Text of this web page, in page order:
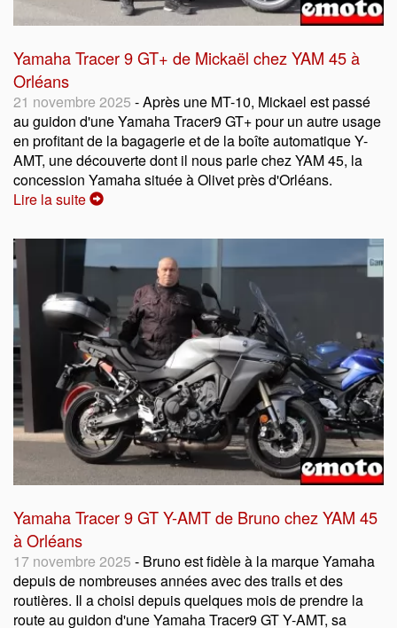
Yamaha Tracer 9 GT+ de Mickaël chez YAM 45 à
Orléans
21 novembre 2025 - Après une MT-10, Mickael est passé
au guidon d'une Yamaha Tracer9 GT+ pour un autre usage
en profitant de la bagagerie et de la boîte automatique Y-
AMT, une découverte dont il nous parle chez YAM 45, la
concession Yamaha située à Olivet près d'Orléans.
Lire la suite
Yamaha Tracer 9 GT Y-AMT de Bruno chez YAM 45
à Orléans
17 novembre 2025 - Bruno est fidèle à la marque Yamaha
depuis de nombreuses années avec des trails et des
routières. Il a choisi depuis quelques mois de prendre la
route au guidon d'une Yamaha Tracer9 GT Y-AMT, sa